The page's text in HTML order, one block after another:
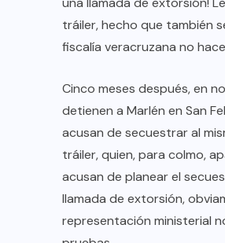
tráiler, hecho que también
fiscalía veracruzana no
Cinco meses después, en
detienen a Marlén en San
acusan de secuestrar al
tráiler, quien, para colmo,
acusan de planear el
llamada de extorsión,
representación ministerial